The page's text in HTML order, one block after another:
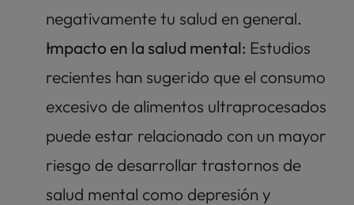
negativamente tu salud en general.
Impacto en la salud mental: Estudios
recientes han sugerido que el consumo
excesivo de alimentos ultraprocesados
puede estar relacionado con un mayor
riesgo de desarrollar trastornos de
salud mental como depresión y